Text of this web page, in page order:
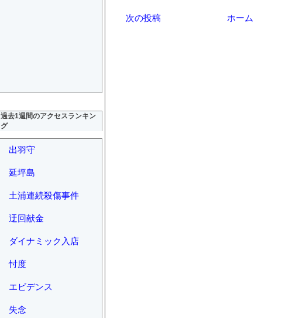
次の投稿 ホーム
過去1週間のアクセスランキン
グ
出羽守
延坪島
土浦連続殺傷事件
迂回献金
ダイナミック入店
忖度
エビデンス
失念